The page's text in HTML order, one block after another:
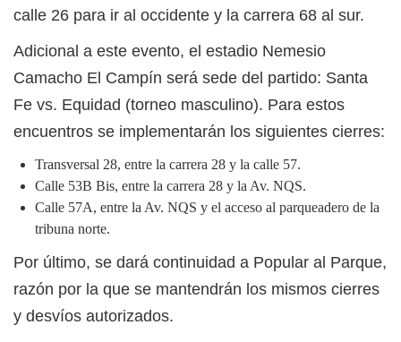
calle 26 para ir al occidente y la carrera 68 al sur.
Adicional a este evento, el estadio Nemesio
Camacho El Campín será sede del partido: Santa
Fe vs. Equidad (torneo masculino). Para estos
encuentros se implementarán los siguientes cierres:
Transversal 28, entre la carrera 28 y la calle 57.
Calle 53B Bis, entre la carrera 28 y la Av. NQS.
Calle 57A, entre la Av. NQS y el acceso al parqueadero de la
tribuna norte.
Por último, se dará continuidad a Popular al Parque,
razón por la que se mantendrán los mismos cierres
y desvíos autorizados.